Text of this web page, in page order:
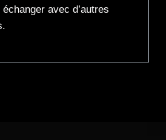
avec d’autres